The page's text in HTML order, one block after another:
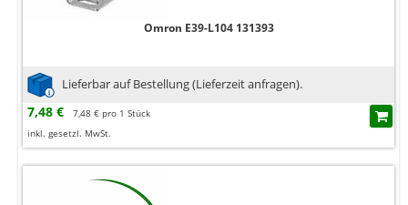
Omron E39-L104 131393
Lieferbar auf Bestellung (Lieferzeit anfragen).
7,48 €
7,48 € pro 1 Stück
inkl. gesetzl. MwSt.